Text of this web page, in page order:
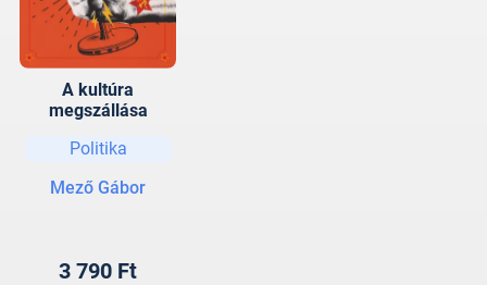
A kultúra
megszállása
Politika
Mező Gábor
3 790 Ft